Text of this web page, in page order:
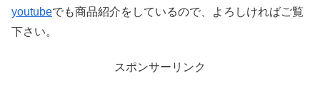
youtubeでも商品紹介をしているので、よろしければご覧
下さい。
スポンサーリンク